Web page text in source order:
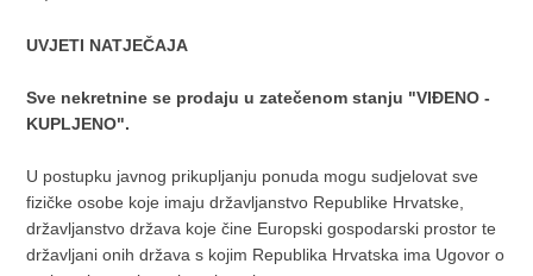
Nekretnina označena kao zk.č.br. 9284/26, oranica Ciglana,
Općinski sud u Koprivnici, Zemljišno-knjižni odjel
5.
GRAĐEVINSKO ZEMLJIŠTE U VUKOVARU – površine
Nekretnine označene kao zk.č.br. 1233, kuća br. 63 i dvor u
ul. I. L. Ribara, površine 806 m2 te zk.č.br. 1234, dvorište i
oranica u ul. I. L. Ribara, površine 831 m , obje upisane u
z.k.ul.br. 3057, ukupne površine 1.637 m ,k.o. Vukovar,
UVJETI NATJEČAJA
Sve nekretnine se prodaju u zatečenom stanju "VIĐENO -
KUPLJENO".
U postupku javnog prikupljanju ponuda mogu sudjelovat sve
fizičke osobe koje imaju državljanstvo Republike Hrvatske,
državljanstvo država koje čine Europski gospodarski prostor te
državljani onih država s kojim Republika Hrvatska ima Ugovor o